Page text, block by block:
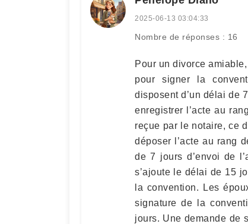
2025-06-13 03:04:33
Nombre de réponses : 16
Pour un divorce
pour signer la
disposent d’un délai de
enregistrer l’acte au
reçue par le notaire, ce
déposer l’acte au rang
de 7 jours d’envoi de
s’ajoute le délai de 15
la convention. Les
signature de la
jours. Une demande de